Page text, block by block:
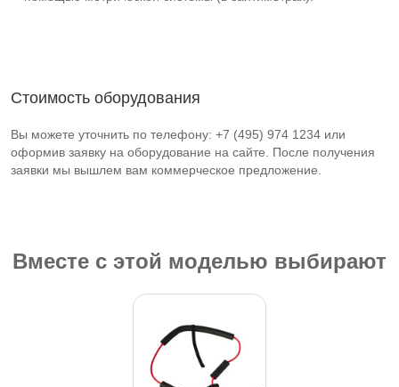
Стоимость оборудования
Вы можете уточнить по телефону: +7 (495) 974 1234 или
оформив заявку на оборудование на сайте. После получения
заявки мы вышлем вам коммерческое предложение.
Вместе с этой моделью выбирают